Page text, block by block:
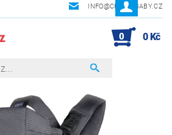
INFO@CHICCOBABY.CZ
0 0 Kč